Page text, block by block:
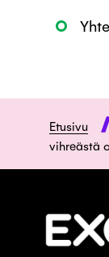
Etusivu
vihreästä